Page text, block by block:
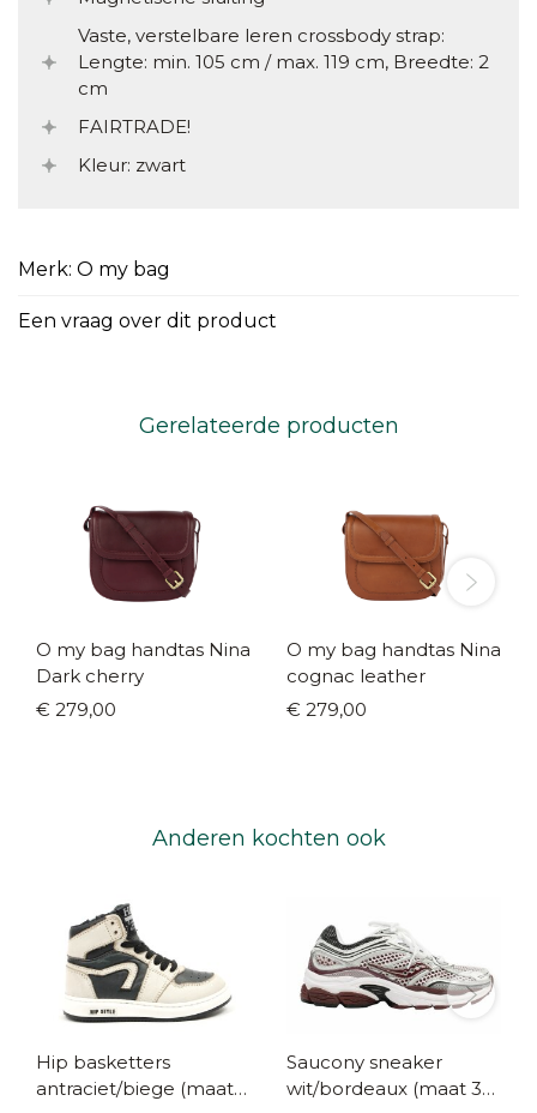
Vaste, verstelbare leren crossbody strap:
Lengte: min. 105 cm / max. 119 cm, Breedte: 2
cm
FAIRTRADE!
Kleur: zwart
Merk: O my bag
Een vraag over dit product
Gerelateerde producten
O my bag handtas Nina
Dark cherry
€ 279,00
O my bag handtas Nina
cognac leather
€ 279,00
Anderen kochten ook
Hip basketters
antraciet/biege (maat
Saucony sneaker
wit/bordeaux (maat 35-